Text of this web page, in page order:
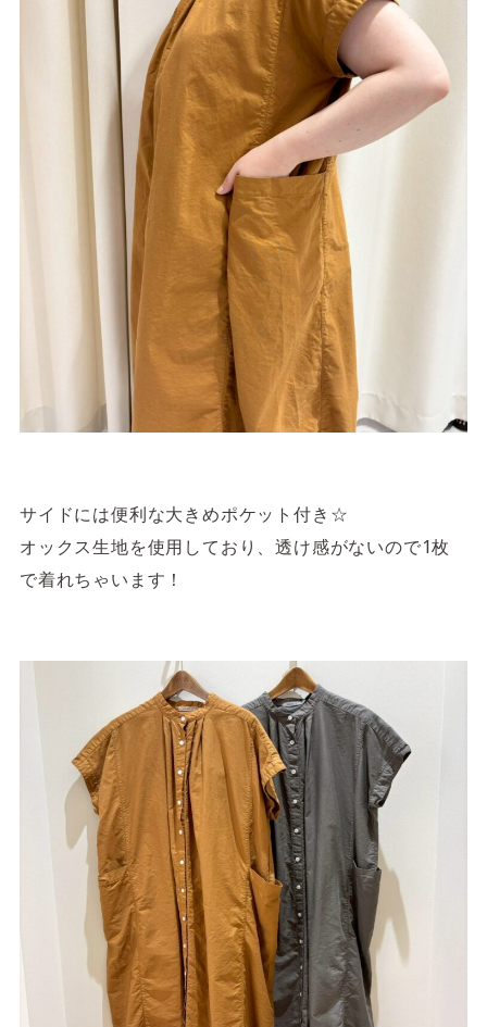
サイドには便利な大きめポケット付き☆
オックス生地を使用しており、透け感がないので1枚
で着れちゃいます！